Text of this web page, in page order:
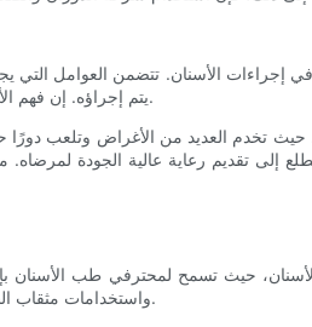
إجراءات الأسنان. تتضمن العوامل التي
يتم إجراؤه. إن فهم الأشكال والأحجام والطلاءات المختلفة للقواطع مهم أيضًا في اتخاذ الاختيار الصحيح لكل حالة على حدة.
حيث تخدم العديد من الأغراض وتلعب
إلى تقديم رعاية عالية الجودة
حيث تسمح لمحترفي طب الأسنان
واستخدامات مثقاب الحجارة في الأسنان، ونقدم لك كل ما تحتاج إلى معرفته حول هذه الأدوات الأساسية في طب الأسنان.